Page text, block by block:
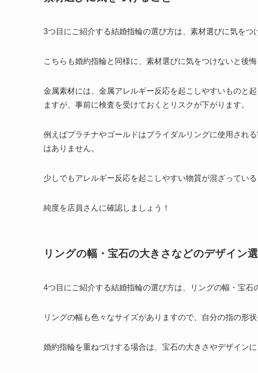
3つ目にご紹介する結婚指輪の選び方は、素材選びに気をつ
こちらも婚約指輪と同様に、素材選びに気をつけないと後悔
金属素材には、金属アレルギー反応を起こしやすいものと
ますが、事前に検査を受けておくとリスクが下がります。
例えばプラチナやゴールドはブライダルリングに使用され
はありません。
少しでもアレルギー反応を起こしやすい物質が混ざってい
純度を店員さんに確認しましょう！
リングの幅・宝石の大きさなどのデザイン
4つ目にご紹介する結婚指輪の選び方は、リングの幅・宝石
リングの幅も色々なサイズがありますので、自分の指の形
婚約指輪を重ねづけする場合は、宝石の大きさやデザインに